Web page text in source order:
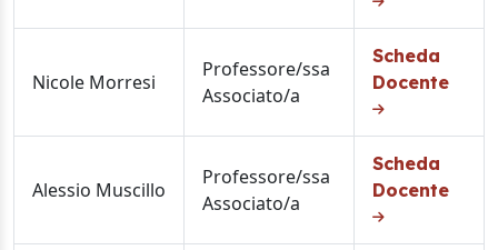
Nicole Morresi
Professore/ssa
Associato/a
Scheda
Docente
Alessio Muscillo
Professore/ssa
Associato/a
Scheda
Docente